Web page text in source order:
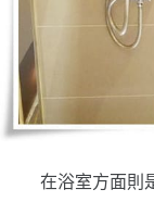
在浴室方面則